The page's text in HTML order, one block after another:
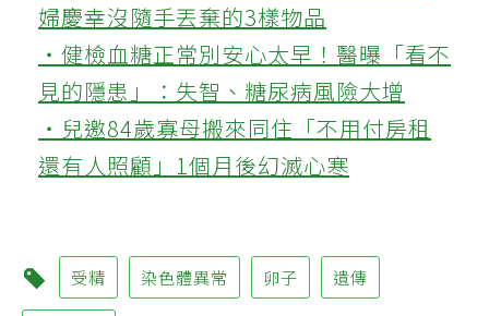
婦慶幸沒隨手丟棄的3樣物品
‧健檢血糖正常別安心太早！醫曝「看不
見的隱患」：失智、糖尿病風險大增
‧兒邀84歲寡母搬來同住「不用付房租
還有人照顧」1個月後幻滅心寒
受精 染色體異常 卵子 遺傳